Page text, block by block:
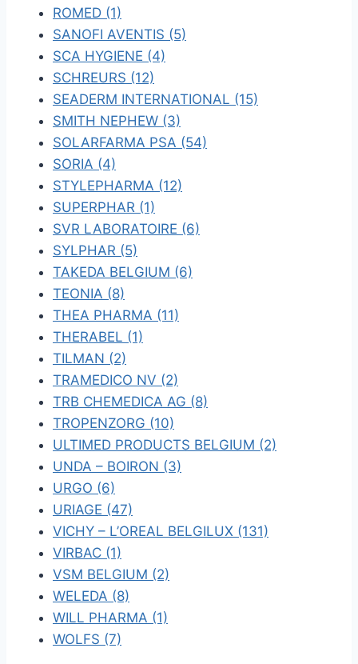
ROMED (1)
SANOFI AVENTIS (5)
SCA HYGIENE (4)
SCHREURS (12)
SEADERM INTERNATIONAL (15)
SMITH NEPHEW (3)
SOLARFARMA PSA (54)
SORIA (4)
STYLEPHARMA (12)
SUPERPHAR (1)
SVR LABORATOIRE (6)
SYLPHAR (5)
TAKEDA BELGIUM (6)
TEONIA (8)
THEA PHARMA (11)
THERABEL (1)
TILMAN (2)
TRAMEDICO NV (2)
TRB CHEMEDICA AG (8)
TROPENZORG (10)
ULTIMED PRODUCTS BELGIUM (2)
UNDA – BOIRON (3)
URGO (6)
URIAGE (47)
VICHY – L’OREAL BELGILUX (131)
VIRBAC (1)
VSM BELGIUM (2)
WELEDA (8)
WILL PHARMA (1)
WOLFS (7)